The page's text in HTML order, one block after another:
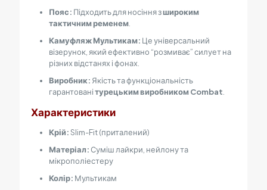
Пояс: Підходить для носіння зшироким
тактичним ременем.
Камуфляж Мультикам: Це універсальний
візерунок, який ефективно “розмиває” силует на
різних відстанях і фонах.
Виробник: Якість та функціональність
гарантованітурецьким виробником Combat
Характеристики
Крій:Slim-Fit (приталений)
Матеріал:Суміш лайкри, нейлону та
мікрополіестеру
Колір: Мультикам